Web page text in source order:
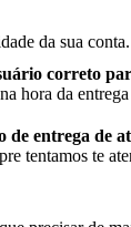
da sua conta.
correto
hora da
de entrega de
tentamos te